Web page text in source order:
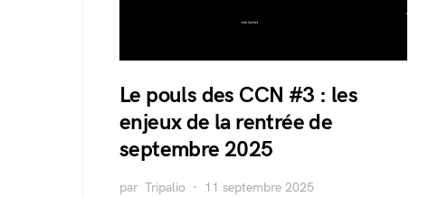
Le pouls des CCN #3 : les
enjeux de la rentrée de
septembre 2025
par Tripalio 11 septembre 2025